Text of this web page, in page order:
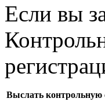
Если вы
Выслать контрольную